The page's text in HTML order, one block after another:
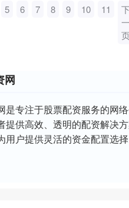
5 6 7 8 9 10 11
一
页
网
是专注于股票配资服务的网络
提供高效、透明的配资解决
用户提供灵活的资金配置选择